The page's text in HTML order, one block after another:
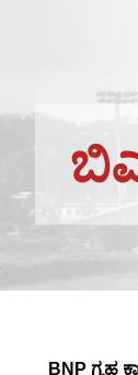
BNP ಗೃಹ